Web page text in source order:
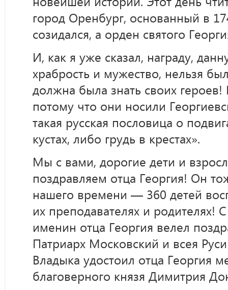
город Оренбург, основанный в
созидался, а орден святого
И, как я уже сказал, награду,
храбрость и мужество, нельзя
должна была знать своих героев!
потому что они носили
такая русская пословица о
кустах, либо грудь в крестах».
Мы с вами, дорогие дети и
поздравляем отца Георгия! Он
нашего времени — 360 детей
их преподавателях и
именин отца Георгия велел
Патриарх Московский и всея
Владыка удостоил отца Георгия
благоверного князя Димитрия